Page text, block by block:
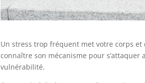
Un stress trop fréquent met votre corps
connaître son mécanisme pour
vulnérabilité.